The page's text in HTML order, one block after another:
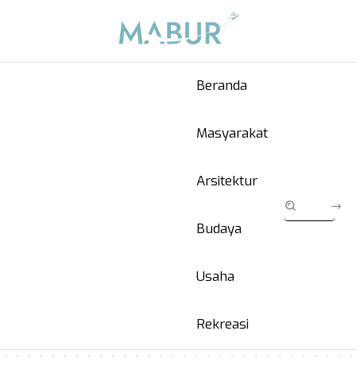
Beranda
Masyarakat
Arsitektur
Budaya
Usaha
Rekreasi